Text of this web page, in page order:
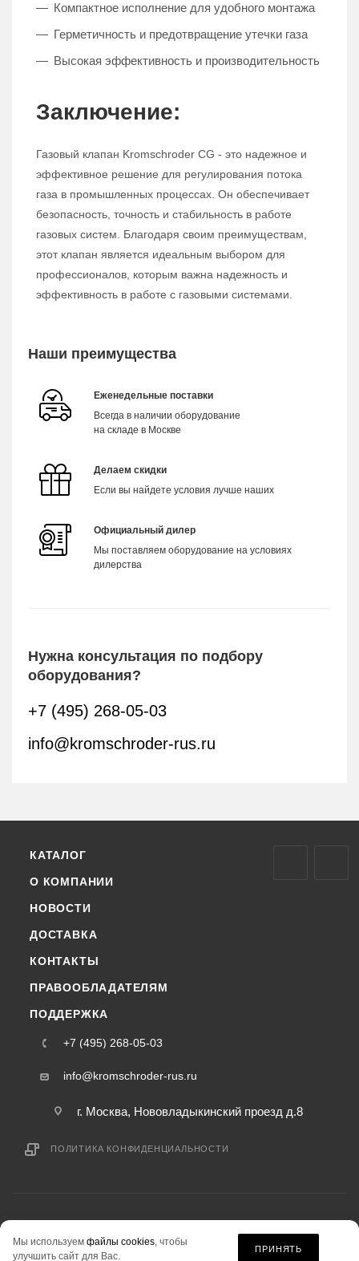
Компактное исполнение для удобного монтажа
Герметичность и предотвращение утечки газа
Высокая эффективность и производительность
Заключение:
Газовый клапан Kromschroder CG - это надежное и
эффективное решение для регулирования потока
газа в промышленных процессах. Он обеспечивает
безопасность, точность и стабильность в работе
газовых систем. Благодаря своим преимуществам,
этот клапан является идеальным выбором для
профессионалов, которым важна надежность и
эффективность в работе с газовыми системами.
Наши преимущества
Еженедельные поставки
Всегда в наличии оборудование
на складе в Москве
Делаем скидки
Если вы найдете условия лучше наших
Официальный дилер
Мы поставляем оборудование на условиях
дилерства
Нужна консультация по подбору
оборудования?
+7 (495) 268-05-03
info@kromschroder-rus.ru
КАТАЛОГ
О КОМПАНИИ
НОВОСТИ
ДОСТАВКА
КОНТАКТЫ
ПРАВООБЛАДАТЕЛЯМ
ПОДДЕРЖКА
+7 (495) 268-05-03
info@kromschroder-rus.ru
г. Москва, Нововладыкинский проезд д.8
ПОЛИТИКА КОНФИДЕНЦИАЛЬНОСТИ
информация на сайте «kromschroder-rus.ru» не является публичной офертой.
Мы используем файлы cookies, чтобы
улучшить сайт для Вас.
ПРИНЯТЬ